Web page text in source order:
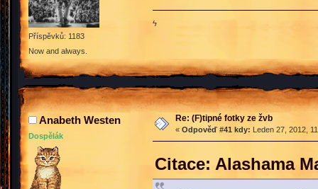
Příspěvků: 1183
Now and always.
ϟ
Anabeth Westen
Dospělák
Re: (F)tipné fotky ze žvb
« Odpověď #41 kdy: Leden 27, 2012,
Citace: Alashama